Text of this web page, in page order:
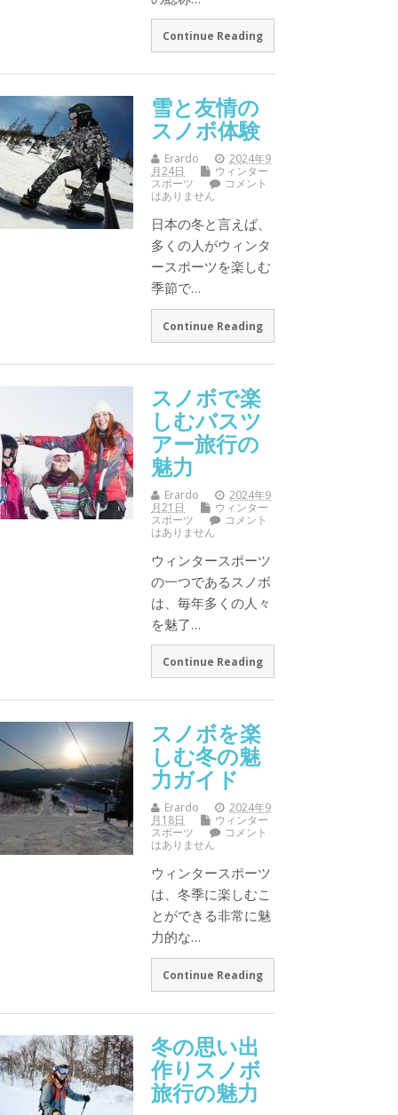
Continue Reading
雪と友情の
スノボ体験
Erardo
2024年9
月24日
ウィンター
スポーツ
コメント
はありません
日本の冬と言えば、
多くの人がウィンタ
ースポーツを楽しむ
季節で…
Continue Reading
スノボで楽
しむバスツ
アー旅行の
魅力
Erardo
2024年9
月21日
ウィンター
スポーツ
コメント
はありません
ウィンタースポーツ
の一つであるスノボ
は、毎年多くの人々
を魅了…
Continue Reading
スノボを楽
しむ冬の魅
力ガイド
Erardo
2024年9
月18日
ウィンター
スポーツ
コメント
はありません
ウィンタースポーツ
は、冬季に楽しむこ
とができる非常に魅
力的な…
Continue Reading
冬の思い出
作りスノボ
旅行の魅力